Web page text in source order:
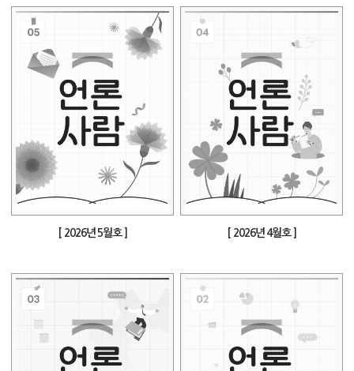
[ 2026년 5월호 ] [ 2026년 4월호 ]